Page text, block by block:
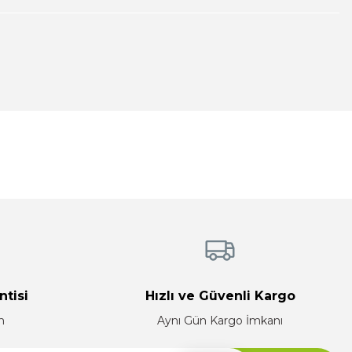
Hızlı ve Güvenli Kargo
Aynı Gün Kargo İmkanı